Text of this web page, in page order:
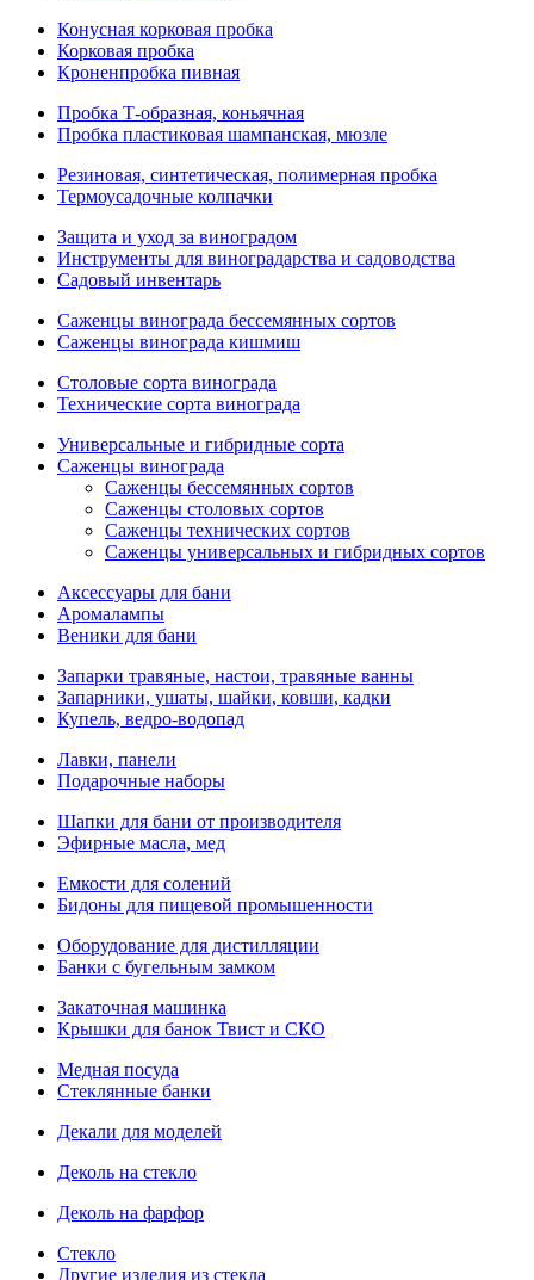
Конусная корковая пробка
Корковая пробка
Кроненпробка пивная
Пробка Т-образная, коньячная
Пробка пластиковая шампанская, мюзле
Резиновая, синтетическая, полимерная пробка
Термоусадочные колпачки
Защита и уход за виноградом
Инструменты для виноградарства и садоводства
Садовый инвентарь
Саженцы винограда бессемянных сортов
Саженцы винограда кишмиш
Столовые сорта винограда
Технические сорта винограда
Универсальные и гибридные сорта
Саженцы винограда
Саженцы бессемянных сортов
Саженцы столовых сортов
Саженцы технических сортов
Саженцы универсальных и гибридных сортов
Аксессуары для бани
Аромалампы
Веники для бани
Запарки травяные, настои, травяные ванны
Запарники, ушаты, шайки, ковши, кадки
Купель, ведро-водопад
Лавки, панели
Подарочные наборы
Шапки для бани от производителя
Эфирные масла, мед
Емкости для солений
Бидоны для пищевой промышенности
Оборудование для дистилляции
Банки с бугельным замком
Закаточная машинка
Крышки для банок Твист и СКО
Медная посуда
Стеклянные банки
Декали для моделей
Деколь на стекло
Деколь на фарфор
Стекло
Другие изделия из стекла